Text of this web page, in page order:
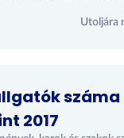
Utoljára
száma
2017